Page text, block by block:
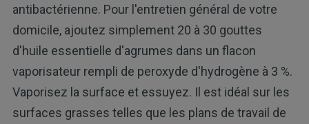
antibactérienne. Pour l'entretien général de votre
domicile, ajoutez simplement 20 à 30 gouttes
d'huile essentielle d'agrumes dans un flacon
vaporisateur rempli de peroxyde d'hydrogène à 3 %.
Vaporisez la surface et essuyez. Il est idéal sur les
surfaces grasses telles que les plans de travail de